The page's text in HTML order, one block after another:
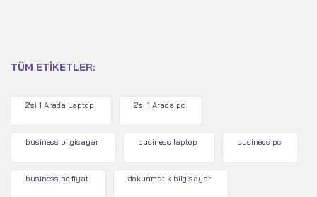
TÜM ETIKETLER:
2'si 1 Arada Laptop 2'si 1 Arada pc
business bilgisayar business laptop business pc
business pc fiyat dokunmatik bilgisayar